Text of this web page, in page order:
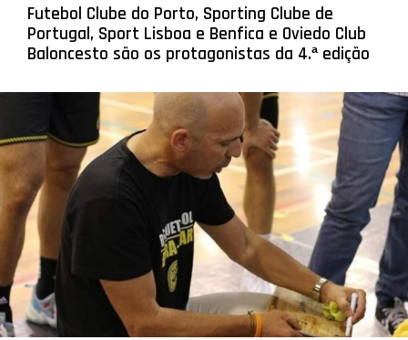
Futebol Clube do Porto, Sporting Clube de
Portugal, Sport Lisboa e Benfica e Oviedo Club
Baloncesto são os protagonistas da 4.ª edição